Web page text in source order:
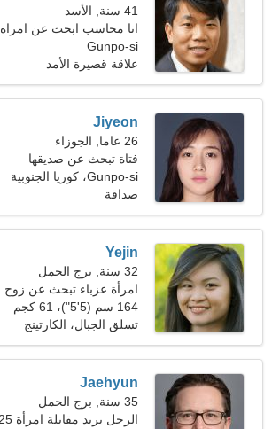
41 سنة, الأسد
انا محاسب ابحث عن امراة
رائعة
Gunpo-si
علاقة قصيرة الأمد
Jiyeon
26 عاما, الجوزاء
فتاة تبحث عن صديقها
Gunpo-si، كوريا الجنوبية
صداقة
Yejin
32 سنة, برج الحمل
امرأة عزباء تبحث عن زوج
164 سم (5'5")، 61 كجم
(134 رطلا)
تسلق الجبال، الكارتينج
Jaehyun
35 سنة, برج الحمل